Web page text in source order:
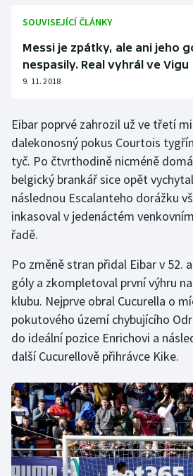
Rychlostní kanoistika
Sportovní střelba
Stolní tenis
Triatlon
Veslování
Vodní slalom
Volejbal
Ostatní
SOUVISEJÍCÍ ČLÁNKY
Messi je zpátky, ale ani jeho
nespasily. Real vyhrál ve Vigu
9. 11. 2018
Eibar poprvé zahrozil už ve třetí
dalekonosný pokus Courtois
tyč. Po čtvrthodině nicméně
belgický brankář sice opět
následnou Escalanteho dorážku
inkasoval v jedenáctém
řadě.
Po změně stran přidal Eibar v 52.
góly a zkompletoval první výhru
klubu. Nejprve obral Cucurella o
pokutového území chybujícího
do ideální pozice Enrichovi a
další Cucurellově přihrávce Kike.